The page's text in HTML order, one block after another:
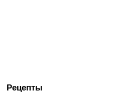
Рецепты